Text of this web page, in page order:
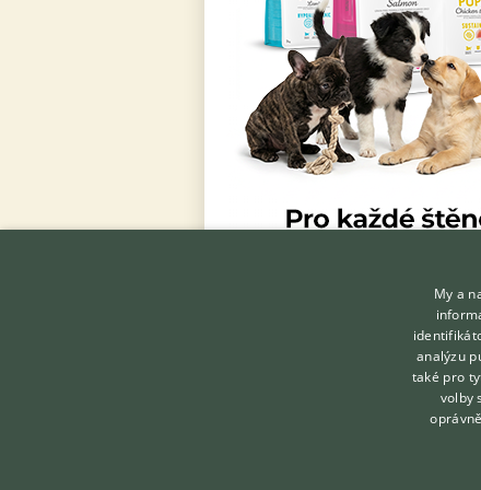
My a
analýzu
také pro
volby